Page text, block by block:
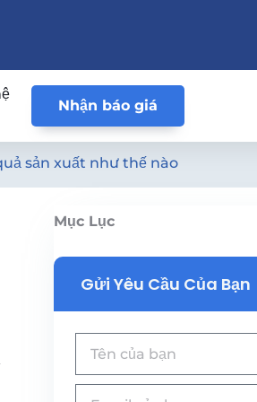
Nhận báo giá
sản xuất như thế nào
Mục Lục
Gửi Yêu Cầu Của Bạn